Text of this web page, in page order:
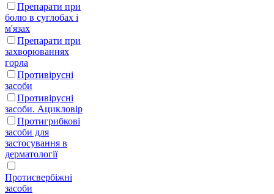
Препарати при
болю в суглобах і
м'язах
Препарати при
захворюваннях
горла
Противірусні
засоби
Противірусні
засоби. Ацикловір
Протигрибкові
засоби для
застосування в
дерматології
Протисвербіжні
засоби